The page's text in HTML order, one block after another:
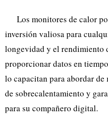
Los monitores de calor
inversión valiosa para
longevidad y el rendimiento
proporcionar datos en
lo capacitan para abordar
de sobrecalentamiento y
para su compañero digital.